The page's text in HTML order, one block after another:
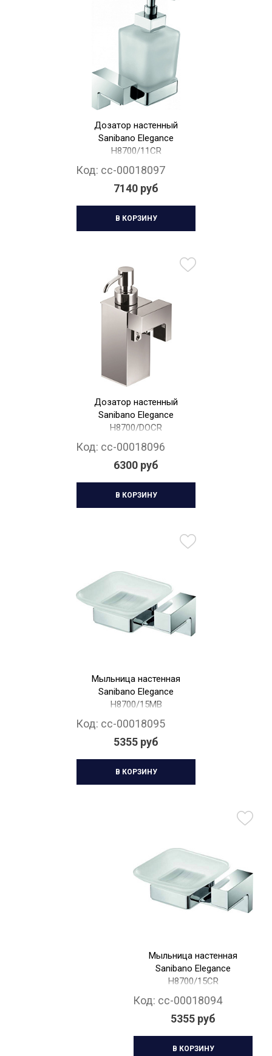
Дозатор настенный
Sanibano Elegance
H8700/11CR
Код: cc-00018097
7140 руб
В КОРЗИНУ
Дозатор настенный
Sanibano Elegance
H8700/DOCR
Код: cc-00018096
6300 руб
В КОРЗИНУ
Мыльница настенная
Sanibano Elegance
H8700/15MB
Код: cc-00018095
5355 руб
В КОРЗИНУ
Мыльница настенная
Sanibano Elegance
H8700/15CR
Код: cc-00018094
5355 руб
В КОРЗИНУ